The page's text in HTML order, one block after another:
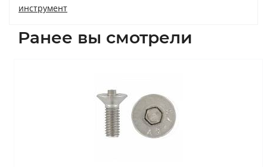
инструмент
Ранее вы смотрели